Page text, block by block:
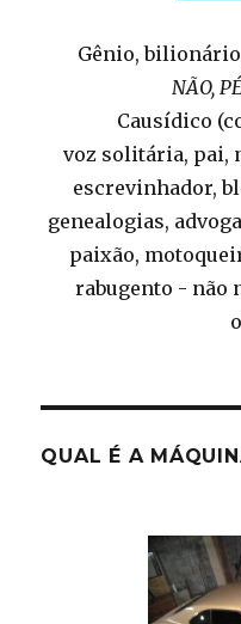
Gênio,
NÃO,
Causídico
voz solitária, pai,
escrevinhador,
genealogias,
paixão,
rabugento - não
QUAL É A